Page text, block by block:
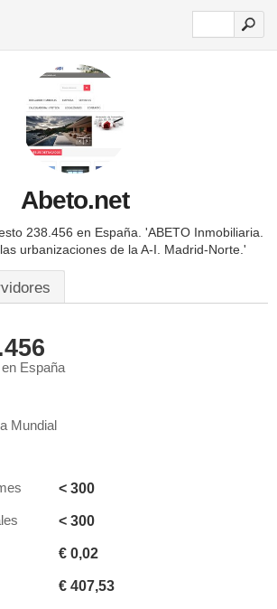
Abeto.net
238.456 en España. 'ABETO Inmobiliaria.
urbanizaciones de la A-I. Madrid-Norte.'
España
Mundial
< 300
< 300
€ 0,02
€ 407,53